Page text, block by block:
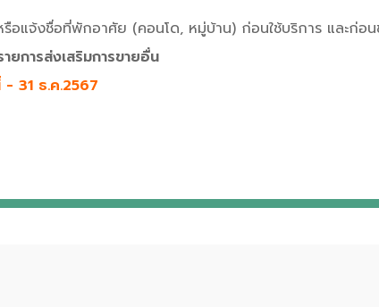
อแจ้งชื่อที่พักอาศัย (คอนโด, หมู่บ้าน) ก่อนใช้บริการ และก่อน
ยการส่งเสริมการขายอื่น
- 31 ธ.ค.2567